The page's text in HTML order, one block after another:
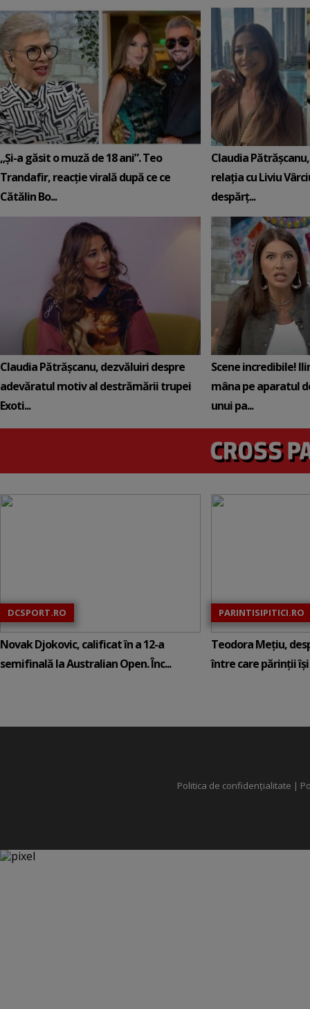
„Și-a găsit o muză de 18 ani”. Teo
Trandafir, reacție virală după ce ce
Cătălin Bo...
Claudia
relația cu Liviu
despărț...
Claudia Pătrășcanu, dezvăluiri despre
adevăratul motiv al destrămării trupei
Exoti...
Scene incredibile!
mâna pe aparatul
unui pa...
DCSPORT.RO
Novak Djokovic, calificat în a 12-a
semifinală la Australian Open. Înc...
PARINTISIPITICI.RO
Teodora Mețiu,
între care părinții își
Politica de confidențialitate |